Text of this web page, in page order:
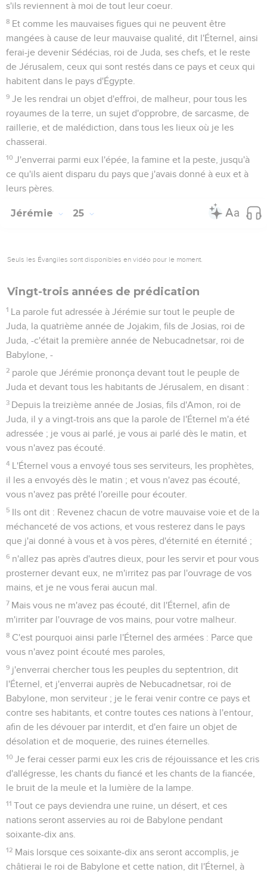
s'ils reviennent à moi de tout leur coeur.
8 Et comme les mauvaises figues qui ne peuvent être
mangées à cause de leur mauvaise qualité, dit l'Éternel, ainsi
ferai-je devenir Sédécias, roi de Juda, ses chefs, et le reste
de Jérusalem, ceux qui sont restés dans ce pays et ceux qui
habitent dans le pays d'Égypte.
9 Je les rendrai un objet d'effroi, de malheur, pour tous les
royaumes de la terre, un sujet d'opprobre, de sarcasme, de
raillerie, et de malédiction, dans tous les lieux où je les
chasserai.
10 J'enverrai parmi eux l'épée, la famine et la peste, jusqu'à
ce qu'ils aient disparu du pays que j'avais donné à eux et à
leurs pères.
Jérémie 25
Seuls les Évangiles sont disponibles en vidéo pour le moment.
Vingt-trois années de prédication
1 La parole fut adressée à Jérémie sur tout le peuple de
Juda, la quatrième année de Jojakim, fils de Josias, roi de
Juda, -c'était la première année de Nebucadnetsar, roi de
Babylone, -
2 parole que Jérémie prononça devant tout le peuple de
Juda et devant tous les habitants de Jérusalem, en disant :
3 Depuis la treizième année de Josias, fils d'Amon, roi de
Juda, il y a vingt-trois ans que la parole de l'Éternel m'a été
adressée ; je vous ai parlé, je vous ai parlé dès le matin, et
vous n'avez pas écouté.
4 L'Éternel vous a envoyé tous ses serviteurs, les prophètes,
il les a envoyés dès le matin ; et vous n'avez pas écouté,
vous n'avez pas prêté l'oreille pour écouter.
5 Ils ont dit : Revenez chacun de votre mauvaise voie et de la
méchanceté de vos actions, et vous resterez dans le pays
que j'ai donné à vous et à vos pères, d'éternité en éternité ;
6 n'allez pas après d'autres dieux, pour les servir et pour vous
prosterner devant eux, ne m'irritez pas par l'ouvrage de vos
mains, et je ne vous ferai aucun mal.
7 Mais vous ne m'avez pas écouté, dit l'Éternel, afin de
m'irriter par l'ouvrage de vos mains, pour votre malheur.
8 C'est pourquoi ainsi parle l'Éternel des armées : Parce que
vous n'avez point écouté mes paroles,
9 j'enverrai chercher tous les peuples du septentrion, dit
l'Éternel, et j'enverrai auprès de Nebucadnetsar, roi de
Babylone, mon serviteur ; je le ferai venir contre ce pays et
contre ses habitants, et contre toutes ces nations à l'entour,
afin de les dévouer par interdit, et d'en faire un objet de
désolation et de moquerie, des ruines éternelles.
10 Je ferai cesser parmi eux les cris de réjouissance et les cris
d'allégresse, les chants du fiancé et les chants de la fiancée,
le bruit de la meule et la lumière de la lampe.
11 Tout ce pays deviendra une ruine, un désert, et ces
nations seront asservies au roi de Babylone pendant
soixante-dix ans.
12 Mais lorsque ces soixante-dix ans seront accomplis, je
châtierai le roi de Babylone et cette nation, dit l'Éternel, à